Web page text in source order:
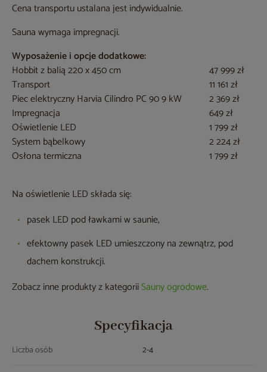
Cena transportu ustalana jest indywidualnie.
Sauna wymaga impregnacji.
Wyposażenie i opcje dodatkowe:
Hobbit z balią 220 x 450 cm
47 999 zł
Transport
11 161 zł
Piec elektryczny Harvia Cilindro PC 90 9 kW
2 369 zł
Impregnacja
649 zł
Oświetlenie LED
1 799 zł
System bąbelkowy
2 224 zł
Osłona termiczna
1 799 zł
Na oświetlenie LED składa się:
pasek LED pod ławkami w saunie,
efektowny pasek LED umieszczony na zewnątrz, pod
dachem konstrukcji.
Zobacz inne produkty z kategoriiSauny ogrodowe.
Specyfikacja
Liczba osób 2-4